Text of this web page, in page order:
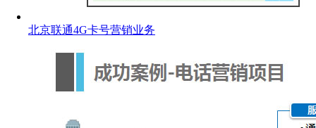
北京联通4G卡号营销业务